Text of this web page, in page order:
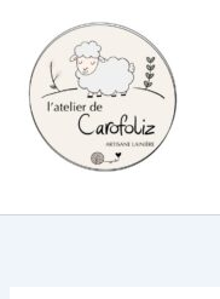
contenu